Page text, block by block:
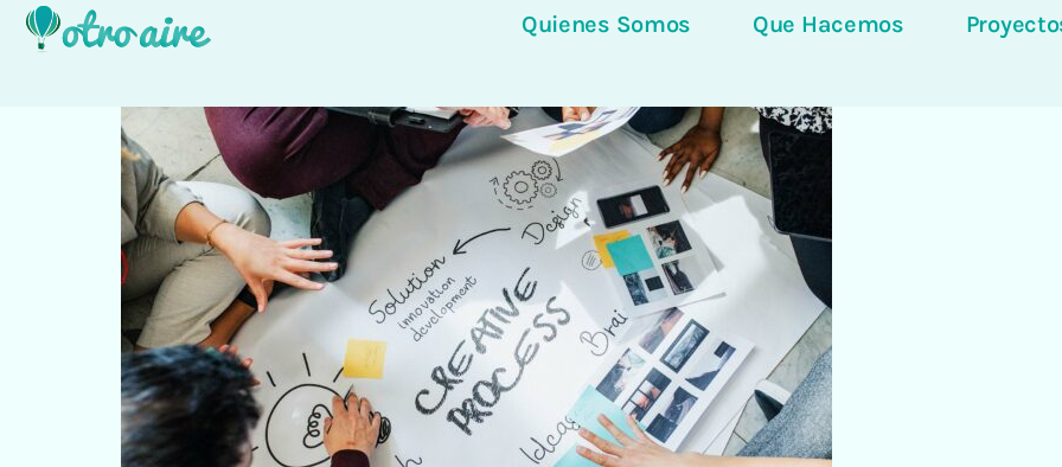
Quienes Somos Que Hacemos